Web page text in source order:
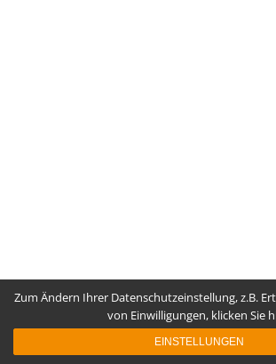
Zum Ändern Ihrer Datenschutzeinstellung, z.B.
von Einwilligungen, klicken Sie
EINSTELLUNGEN